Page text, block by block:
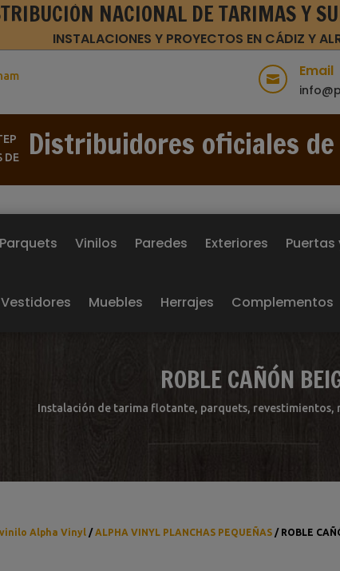
NACIONAL DE TARIMAS Y
INSTALACIONES Y PROYECTOS EN CÁDIZ Y
 Email
Distribuidores oficiales de
Parquets Vinilos Paredes Exteriores
Muebles Herrajes Complementos
ROBLE CAÑÓN
Instalación de tarima flotante, parquets, revestimientos,
Alpha Vinyl /ALPHA VINYL PLANCHAS PEQUEÑAS / ROBLE